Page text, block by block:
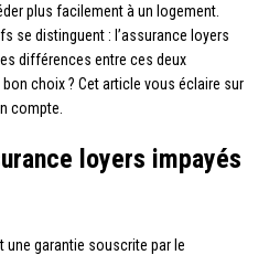
plus facilement à un logement.
se distinguent : l’assurance loyers
différences entre ces deux
choix ? Cet article vous éclaire sur
compte.
loyers impayés
une garantie souscrite par le